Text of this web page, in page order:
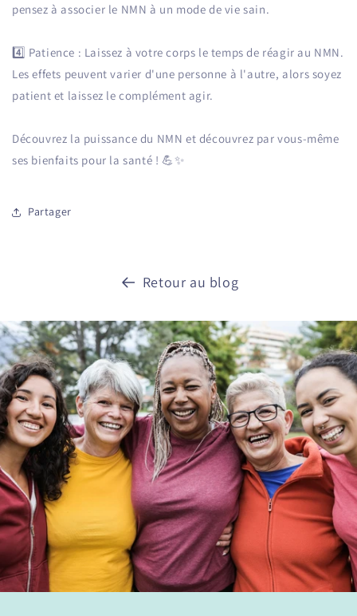
pensez à associer le NMN à un mode de vie sain.
4️⃣ Patience : Laissez à votre corps le temps de réagir au NMN.
Les effets peuvent varier d'une personne à l'autre, alors soyez
patient et laissez le complément agir.
Découvrez la puissance du NMN et découvrez par vous-même
ses bienfaits pour la santé ! 💪✨
Partager
Retour au blog